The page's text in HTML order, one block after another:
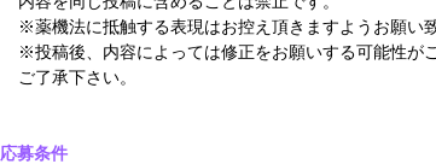
※薬機法に抵触する表現はお控え頂きますようお願い
※投稿後、内容によっては修正をお願いする可能性が
ご了承下さい。
応募条件